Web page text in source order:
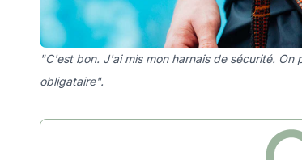
"C'est bon. J'ai mis mon harnais de sécurité.
obligataire".